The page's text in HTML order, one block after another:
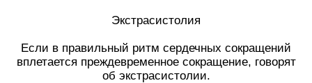
Экстрасистолия
Если в правильный ритм сердечных сокращений
вплетается преждевременное сокращение, говорят
об экстрасистолии.